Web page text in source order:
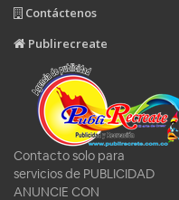
Contáctenos
Publirecreate
Contacto solo para
servicios de PUBLICIDAD
ANUNCIE CON